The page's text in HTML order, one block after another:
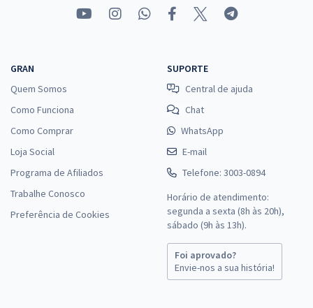
GRAN
Quem Somos
Como Funciona
Como Comprar
Loja Social
Programa de Afiliados
Trabalhe Conosco
Preferência de Cookies
SUPORTE
Central de ajuda
Chat
WhatsApp
E-mail
Telefone: 3003-0894
Horário de atendimento:
segunda a sexta (8h às 20h),
sábado (9h às 13h).
Foi aprovado?
Envie-nos a sua história!